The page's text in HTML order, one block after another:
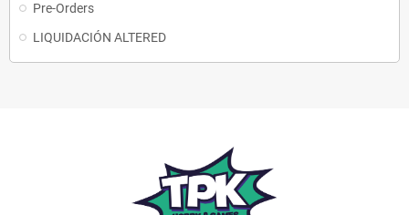
Pre-Orders
LIQUIDACIÓN ALTERED